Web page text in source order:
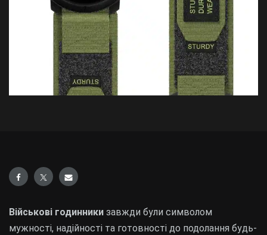
Військові годинники завжди були символом
мужності, надійності та готовності до подолання будь-